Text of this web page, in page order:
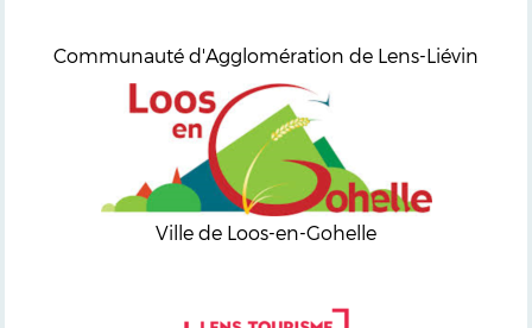
Communauté d'Agglomération de Lens-Liévin
Ville de Loos-en-Gohelle